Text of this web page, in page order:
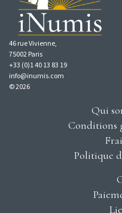
46 rue Vivienne,
75002 Paris
+33 (0)1 40 13 83 19
info@inumis.com
© 2026
Qui
Conditions
Politique